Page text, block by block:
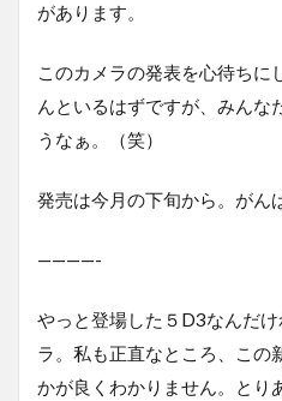
があります。
このカメラの発表を心待ちに
んといるはずですが、みんな
うなぁ。（笑）
発売は今月の下旬から。がん
————-
やっと登場した５D3なんだ
ラ。私も正直なところ、この
かが良くわかりません。とり